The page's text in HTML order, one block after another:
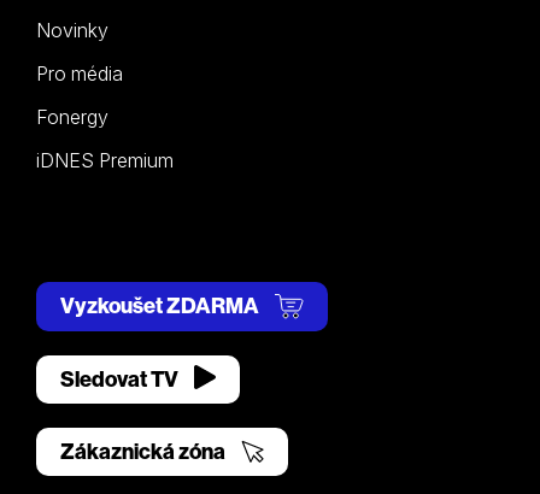
Novinky
Pro média
Fonergy
iDNES Premium
Vyzkoušet ZDARMA
Sledovat TV
Zákaznická zóna